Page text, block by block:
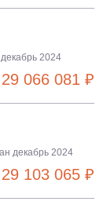
2024
29 066 081 ₽
декабрь 2024
29 103 065 ₽